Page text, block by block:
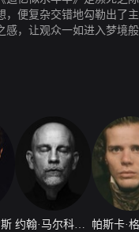
便复杂交错地勾勒出了
，让观众一如进入梦境